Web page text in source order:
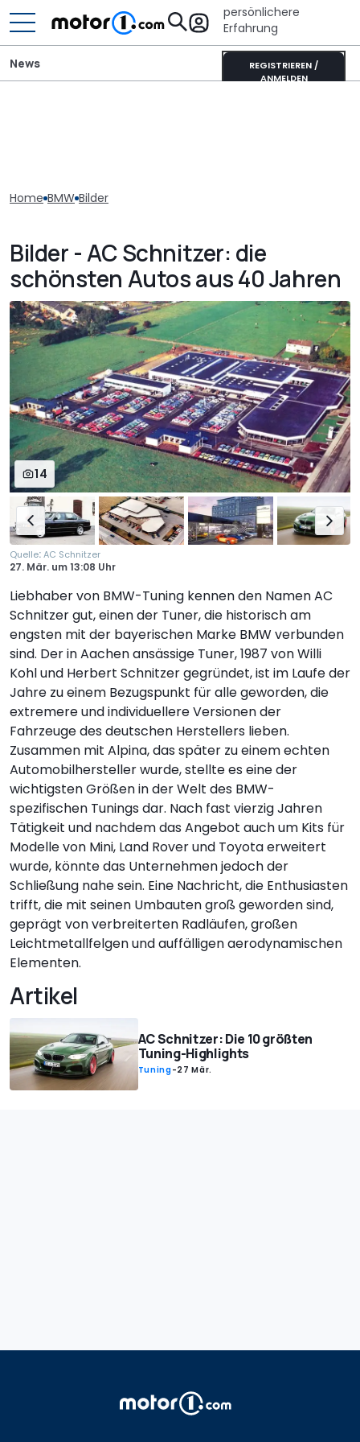
persönlichere
Erfahrung
REGISTRIEREN /
ANMELDEN
News
Home BMW Bilder
Bilder - AC Schnitzer: die
schönsten Autos aus 40 Jahren
14
Quelle:AC Schnitzer
27. Mär. um13:08 Uhr
Liebhaber von BMW-Tuning kennen den Namen AC
Schnitzer gut, einen der Tuner, die historisch am
engsten mit der bayerischen Marke BMW verbunden
sind. Der in Aachen ansässige Tuner, 1987 von Willi
Kohl und Herbert Schnitzer gegründet, ist im Laufe der
Jahre zu einem Bezugspunkt für alle geworden, die
extremere und individuellere Versionen der
Fahrzeuge des deutschen Herstellers lieben.
Zusammen mit Alpina, das später zu einem echten
Automobilhersteller wurde, stellte es eine der
wichtigsten Größen in der Welt des BMW-
spezifischen Tunings dar. Nach fast vierzig Jahren
Tätigkeit und nachdem das Angebot auch um Kits für
Modelle von Mini, Land Rover und Toyota erweitert
wurde, könnte das Unternehmen jedoch der
Schließung nahe sein. Eine Nachricht, die Enthusiasten
trifft, die mit seinen Umbauten groß geworden sind,
geprägt von verbreiterten Radläufen, großen
Leichtmetallfelgen und auffälligen aerodynamischen
Elementen.
Artikel
AC Schnitzer: Die 10 größten
Tuning-Highlights
Tuning-27 Mär.